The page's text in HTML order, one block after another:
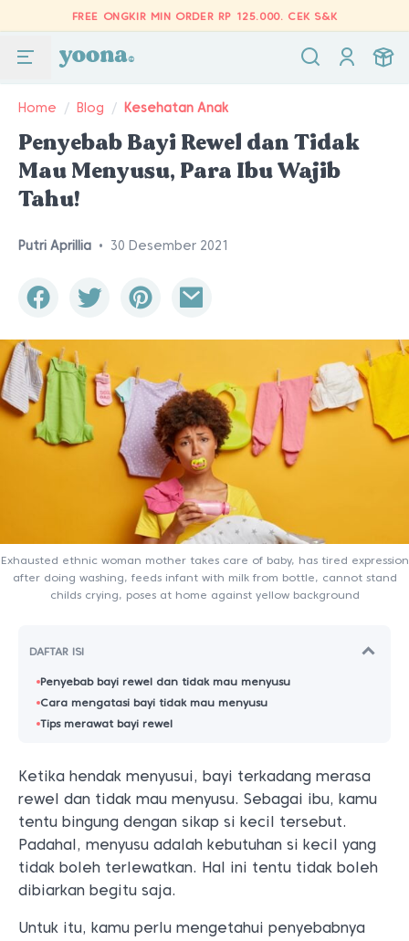
FREE ONGKIR MIN ORDER RP 125.000. CEK S&K
Home / Blog / Kesehatan Anak
Penyebab Bayi Rewel dan Tidak
Mau Menyusu, Para Ibu Wajib
Tahu!
Putri Aprillia • 30 Desember 2021
Exhausted ethnic woman mother takes care of baby, has tired expression
after doing washing, feeds infant with milk from bottle, cannot stand
childs crying, poses at home against yellow background
DAFTAR ISI
Penyebab bayi rewel dan tidak mau menyusu
Cara mengatasi bayi tidak mau menyusu
Tips merawat bayi rewel
Ketika hendak menyusui, bayi terkadang merasa
rewel dan tidak mau menyusu. Sebagai ibu, kamu
tentu bingung dengan sikap si kecil tersebut.
Padahal, menyusu adalah kebutuhan si kecil yang
tidak boleh terlewatkan. Hal ini tentu tidak boleh
dibiarkan begitu saja.
Untuk itu, kamu perlu mengetahui penyebabnya